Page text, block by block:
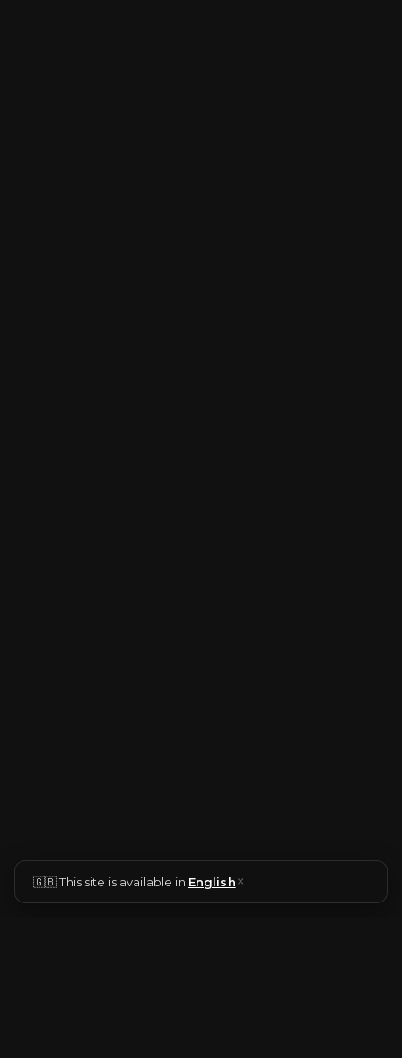
🇬🇧 This site is available in English×